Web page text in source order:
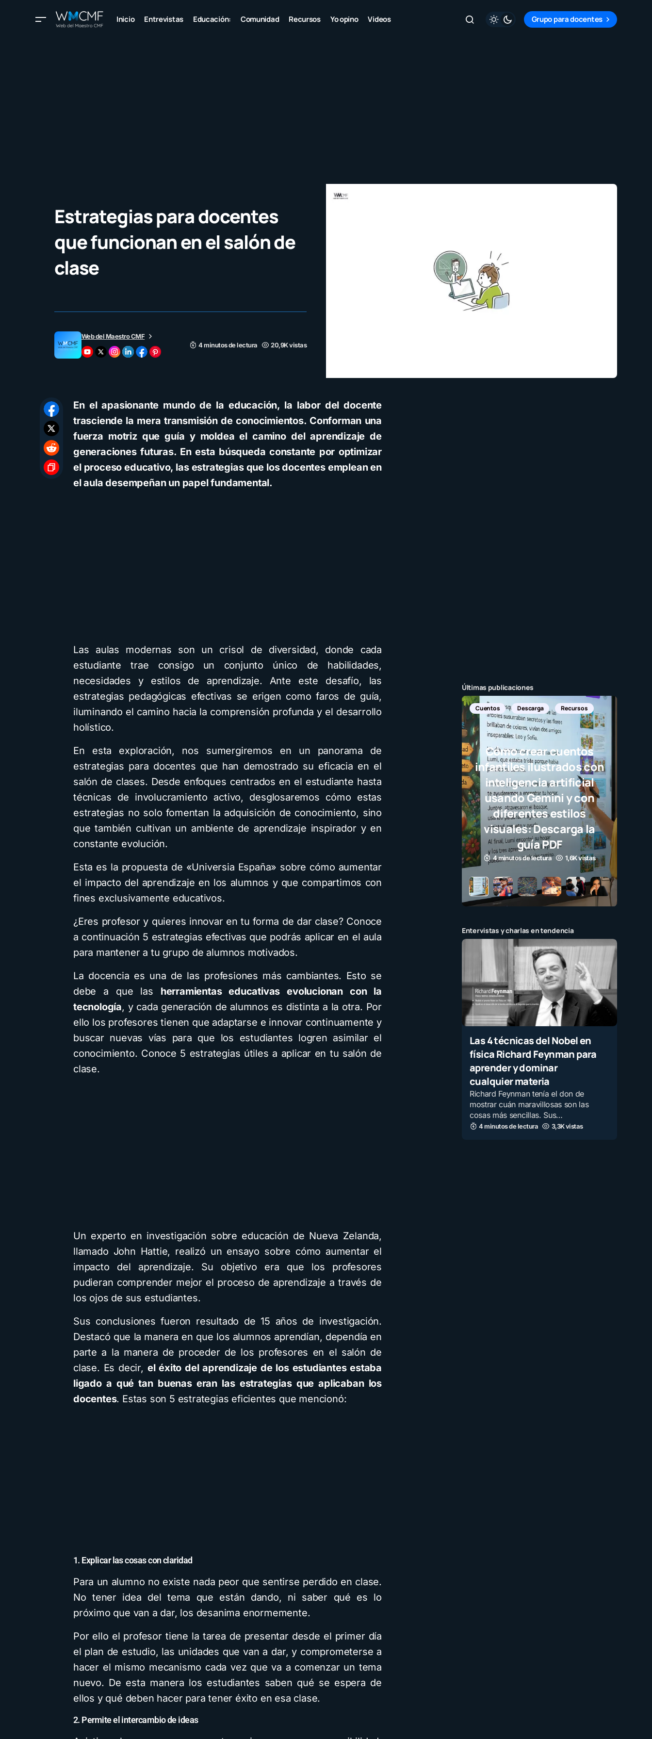
Inicio Entrevistas Educación: Comunidad Recursos Yo opino Videos Grupo para docentes
Estrategias para docentes
que funcionan en el salón de
clase
Web del Maestro CMF
4 minutos de lectura
20,9K vistas
En el apasionante mundo de la educación, la labor del docente
trasciende la mera transmisión de conocimientos. Conforman una
fuerza motriz que guía y moldea el camino del aprendizaje de
generaciones futuras. En esta búsqueda constante por optimizar
el proceso educativo, las estrategias que los docentes emplean en
el aula desempeñan un papel fundamental.
Las aulas modernas son un crisol de diversidad, donde cada
estudiante trae consigo un conjunto único de habilidades,
necesidades y estilos de aprendizaje. Ante este desafío, las
estrategias pedagógicas efectivas se erigen como faros de guía,
iluminando el camino hacia la comprensión profunda y el desarrollo
holístico.
En esta exploración, nos sumergiremos en un panorama de
estrategias para docentes que han demostrado su eficacia en el
salón de clases. Desde enfoques centrados en el estudiante hasta
técnicas de involucramiento activo, desglosaremos cómo estas
estrategias no solo fomentan la adquisición de conocimiento, sino
que también cultivan un ambiente de aprendizaje inspirador y en
constante evolución.
Esta es la propuesta de «Universia España» sobre cómo aumentar
el impacto del aprendizaje en los alumnos y que compartimos con
fines exclusivamente educativos.
¿Eres profesor y quieres innovar en tu forma de dar clase? Conoce
a continuación 5 estrategias efectivas que podrás aplicar en el aula
para mantener a tu grupo de alumnos motivados.
La docencia es una de las profesiones más cambiantes. Esto se
debe a que las herramientas educativas evolucionan con la
tecnología, y cada generación de alumnos es distinta a la otra. Por
ello los profesores tienen que adaptarse e innovar continuamente y
buscar nuevas vías para que los estudiantes logren asimilar el
conocimiento. Conoce 5 estrategias útiles a aplicar en tu salón de
clase.
Un experto en investigación sobre educación de Nueva Zelanda,
llamado John Hattie, realizó un ensayo sobre cómo aumentar el
impacto del aprendizaje. Su objetivo era que los profesores
pudieran comprender mejor el proceso de aprendizaje a través de
los ojos de sus estudiantes.
Sus conclusiones fueron resultado de 15 años de investigación.
Destacó que la manera en que los alumnos aprendían, dependía en
parte a la manera de proceder de los profesores en el salón de
clase. Es decir, el éxito del aprendizaje de los estudiantes estaba
ligado a qué tan buenas eran las estrategias que aplicaban los
docentes. Estas son 5 estrategias eficientes que mencionó:
1. Explicar las cosas con claridad
Para un alumno no existe nada peor que sentirse perdido en clase.
No tener idea del tema que están dando, ni saber qué es lo
próximo que van a dar, los desanima enormemente.
Por ello el profesor tiene la tarea de presentar desde el primer día
el plan de estudio, las unidades que van a dar, y comprometerse a
hacer el mismo mecanismo cada vez que va a comenzar un tema
nuevo. De esta manera los estudiantes saben qué se espera de
ellos y qué deben hacer para tener éxito en esa clase.
2. Permite el intercambio de ideas
Últimas publicaciones
Cuentos Descarga Recursos
Cómo crear cuentos
infantiles ilustrados con
inteligencia artificial
usando Gemini y con
diferentes estilos
visuales: Descarga la
guía PDF
4 minutos de lectura 1,6K vistas
Entervistas y charlas en tendencia
Las 4 técnicas del Nobel en
física Richard Feynman para
aprender y dominar
cualquier materia
Richard Feynman tenía el don de
mostrar cuán maravillosas son las
cosas más sencillas. Sus…
4 minutos de lectura 3,3K vistas